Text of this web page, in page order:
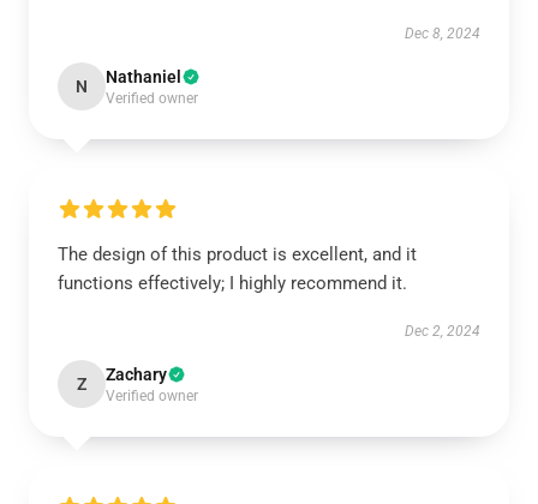
Dec 8, 2024
N Nathaniel
Verified owner
The design of this product is excellent, and it
functions effectively; I highly recommend it.
Dec 2, 2024
Z Zachary
Verified owner